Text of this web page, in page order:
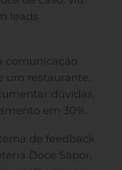
leads
comunicação
um restaurante,
dúvidas,
em 30%.
de feedback
Doce Sabor,